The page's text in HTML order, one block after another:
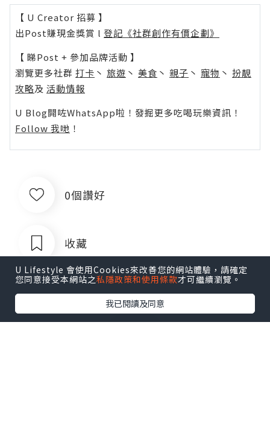
【 U Creator 招募 】
出Post賺現金獎賞 l 登記《社群創作有價企劃》
【 睇Post + 參加品牌活動 】
瀏覽更多社群 打卡 丶 旅遊 丶 美食 丶 親子 丶 寵物 丶 扮靚
攻略及 活動情報
U Blog開咗WhatsApp啦！發掘更多吃喝玩樂資訊！
Follow 我哋 ！
0個讚好
收藏
U Lifestyle 會使用Cookies來改善您的網站體驗，請確定
您同意接受本網站之私隱政策和使用條款才可繼續瀏覽。
我已閱讀及同意